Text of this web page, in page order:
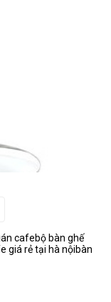
điều chỉnh được
cafebộ bàn ghế
giá rẻ tại hà nộibàn